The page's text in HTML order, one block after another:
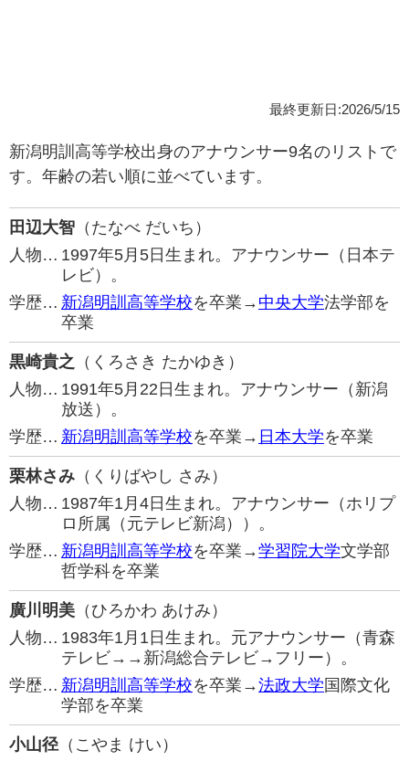
最終更新日:2026/5/15
新潟明訓高等学校出身のアナウンサー9名のリストで
す。年齢の若い順に並べています。
田辺大智 （たなべ だいち）
人物… 1997年5月5日生まれ。アナウンサー（日本テ
レビ）。
学歴… 新潟明訓高等学校を卒業→ 中央大学法学部を
卒業
黒崎貴之 （くろさき たかゆき）
人物… 1991年5月22日生まれ。アナウンサー（新潟
放送）。
学歴… 新潟明訓高等学校を卒業→ 日本大学を卒業
栗林さみ （くりばやし さみ）
人物… 1987年1月4日生まれ。アナウンサー（ホリプ
ロ所属（元テレビ新潟））。
学歴… 新潟明訓高等学校を卒業→学習院大学文学部
哲学科を卒業
廣川明美 （ひろかわ あけみ）
人物… 1983年1月1日生まれ。元アナウンサー（青森
テレビ→→新潟総合テレビ→フリー）。
学歴… 新潟明訓高等学校を卒業→法政大学 国際文化
学部を卒業
小山径（こやま けい）